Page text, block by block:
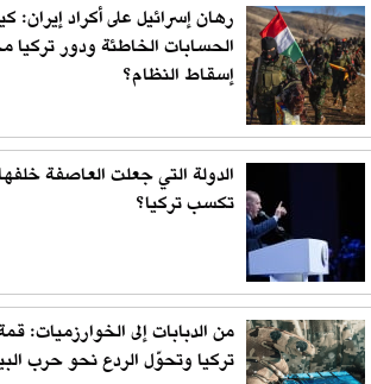
رهان إسرائيل على أكراد إيران:
الحسابات الخاطئة ودور
إسقاط النظام؟
الدولة التي جعلت العاصفة
تكسب تركيا؟
من الدبابات إلى الخوارزميات:
تركيا وتحوّل الردع نحو حرب